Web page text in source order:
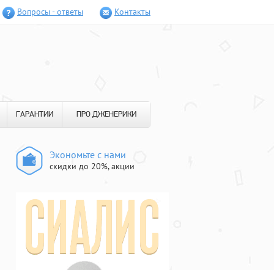
Вопросы - ответы Контакты
ГАРАНТИИ ПРО ДЖЕНЕРИКИ
Экономьте с нами
скидки до 20%, акции